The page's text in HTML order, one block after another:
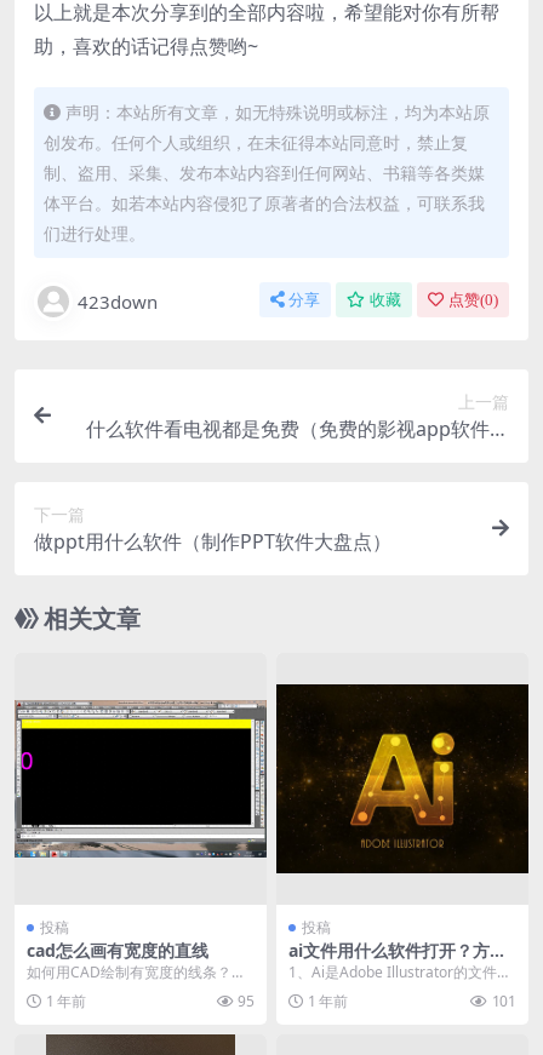
以上就是本次分享到的全部内容啦，希望能对你有所帮
助，喜欢的话记得点赞哟~
声明：本站所有文章，如无特殊说明或标注，均为本站原
创发布。任何个人或组织，在未征得本站同意时，禁止复
制、盗用、采集、发布本站内容到任何网站、书籍等各类媒
体平台。如若本站内容侵犯了原著者的合法权益，可联系我
们进行处理。
423down 分享 收藏 点赞(0)
上一篇
什么软件看电视都是免费（免费的影视app软件推
下一篇
做ppt用什么软件（制作PPT软件大盘点）
相关文章
投稿
cad怎么画有宽度的直线
如何用CAD绘制有宽度的线条？这
两种思路值得你借鉴，CAD小白必
备。 如何用CA...
1 年前 95
投稿
ai文件用什么软件打开？方法
介绍
1、Ai是Adobe Illustrator的文件扩
展名，是一种矢量图形文件格式...
1 年前 101